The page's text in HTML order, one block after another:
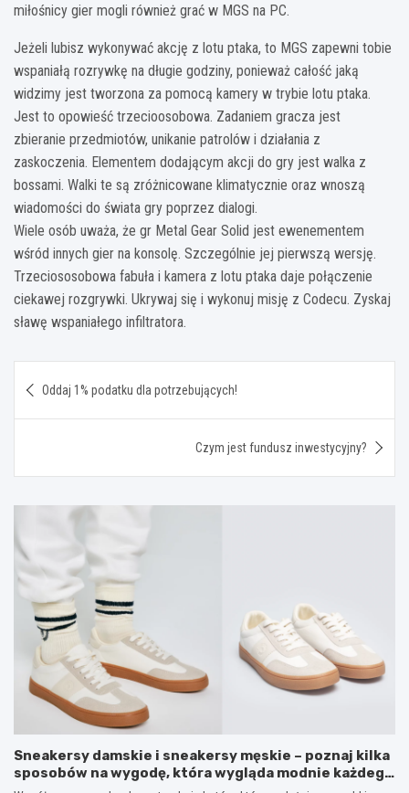
miłośnicy gier mogli również grać w MGS na PC.
Jeżeli lubisz wykonywać akcję z lotu ptaka, to MGS zapewni tobie
wspaniałą rozrywkę na długie godziny, ponieważ całość jaką
widzimy jest tworzona za pomocą kamery w trybie lotu ptaka.
Jest to opowieść trzecioosobowa. Zadaniem gracza jest
zbieranie przedmiotów, unikanie patrolów i działania z
zaskoczenia. Elementem dodającym akcji do gry jest walka z
bossami. Walki te są zróżnicowane klimatycznie oraz wnoszą
wiadomości do świata gry poprzez dialogi.
Wiele osób uważa, że gr Metal Gear Solid jest ewenementem
wśród innych gier na konsolę. Szczególnie jej pierwszą wersję.
Trzeciososobowa fabuła i kamera z lotu ptaka daje połączenie
ciekawej rozgrywki. Ukrywaj się i wykonuj misję z Codecu. Zyskaj
sławę wspaniałego infiltratora.
wpisu
Oddaj 1% podatku dla potrzebujących!
Czym jest fundusz inwestycyjny?
Sneakersy damskie i sneakersy męskie – poznaj kilka
sposobów na wygodę, która wygląda modnie każdego